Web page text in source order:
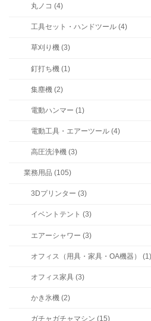
丸ノコ (4)
工具セット・ハンドツール (4)
草刈り機 (3)
釘打ち機 (1)
集塵機 (2)
電動ハンマー (1)
電動工具・エアーツール (4)
高圧洗浄機 (3)
業務用品 (105)
3Dプリンター (3)
イベントテント (3)
エアーシャワー (3)
オフィス（用具・家具・OA機器） (1)
オフィス家具 (3)
かき氷機 (2)
ガチャガチャマシン (15)